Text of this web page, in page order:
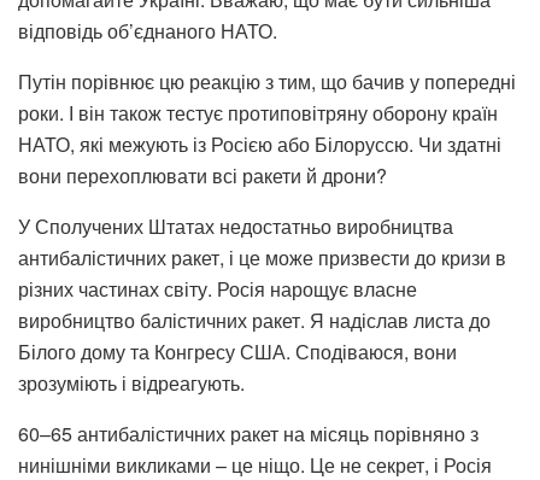
відповідь об’єднаного НАТО.
Путін порівнює цю реакцію з тим, що бачив у попередні
роки. І він також тестує протиповітряну оборону країн
НАТО, які межують із Росією або Білоруссю. Чи здатні
вони перехоплювати всі ракети й дрони?
У Сполучених Штатах недостатньо виробництва
антибалістичних ракет, і це може призвести до кризи в
різних частинах світу. Росія нарощує власне
виробництво балістичних ракет. Я надіслав листа до
Білого дому та Конгресу США. Сподіваюся, вони
зрозуміють і відреагують.
60–65 антибалістичних ракет на місяць порівняно з
нинішніми викликами – це ніщо. Це не секрет, і Росія